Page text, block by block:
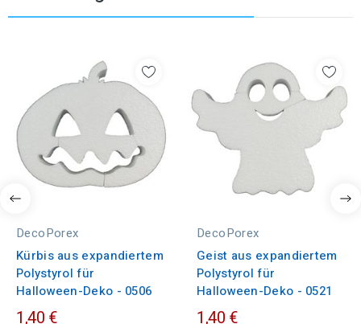
DecoPorex
Kürbis aus expandiertem
Polystyrol für
Halloween-Deko - 0506
1,40 €
DecoPorex
Geist aus expandiertem
Polystyrol für
Halloween-Deko - 0521
1,40 €